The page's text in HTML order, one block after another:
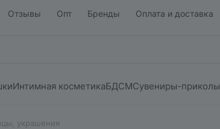
Отзывы Опт Бренды Оплата и доставка
Интимная косметикаБДСМСувениры-приколы
украшения